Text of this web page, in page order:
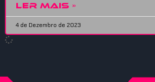
LER MAIS »
4 de Dezembro de 2023